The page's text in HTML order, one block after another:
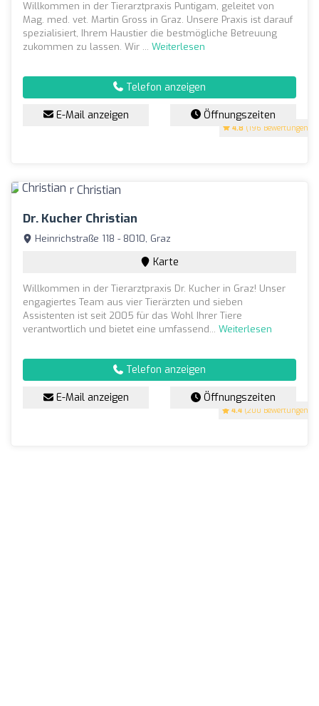
4.8 (196 Bewertungen)
Willkommen in der Tierarztpraxis Puntigam, geleitet von
Mag. med. vet. Martin Gross in Graz. Unsere Praxis ist darauf
spezialisiert, Ihrem Haustier die bestmögliche Betreuung
zukommen zu lassen. Wir ... Weiterlesen
Telefon anzeigen
E-Mail anzeigen Öffnungszeiten
Dr. Kucher Christian
4.4 (200 Bewertungen)
Heinrichstraße 118 - 8010, Graz
Karte
Willkommen in der Tierarztpraxis Dr. Kucher in Graz! Unser
engagiertes Team aus vier Tierärzten und sieben
Assistenten ist seit 2005 für das Wohl Ihrer Tiere
verantwortlich und bietet eine umfassend... Weiterlesen
Telefon anzeigen
E-Mail anzeigen Öffnungszeiten